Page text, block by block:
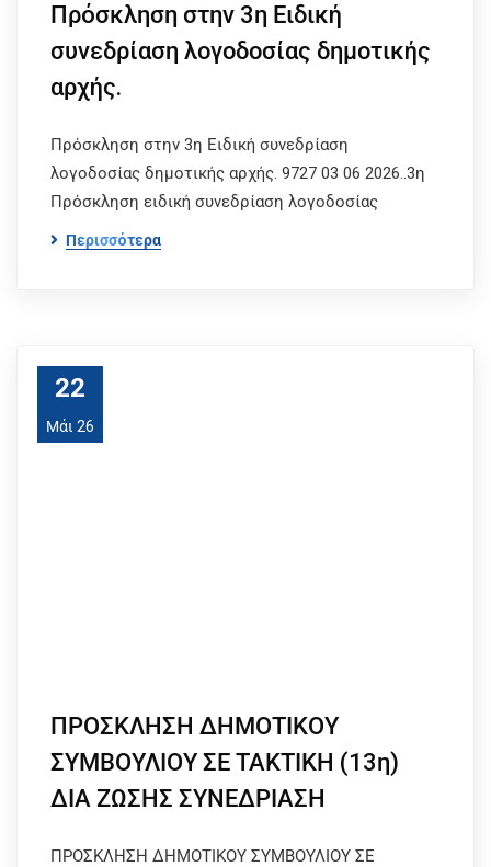
Πρόσκληση στην 3η Ειδική
συνεδρίαση λογοδοσίας δημοτικής
αρχής.
Πρόσκληση στην 3η Ειδική συνεδρίαση
λογοδοσίας δημοτικής αρχής. 9727 03 06 2026..3η
Πρόσκληση ειδική συνεδρίαση λογοδοσίας
Περισσότερα
22
Μάι 26
ΠΡΟΣΚΛΗΣΗ ΔΗΜΟΤΙΚΟΥ
ΣΥΜΒΟΥΛΙΟΥ ΣΕ ΤΑΚΤΙΚΗ (13η)
ΔΙΑ ΖΩΣΗΣ ΣΥΝΕΔΡΙΑΣΗ
ΠΡΟΣΚΛΗΣΗ ΔΗΜΟΤΙΚΟΥ ΣΥΜΒΟΥΛΙΟΥ ΣΕ